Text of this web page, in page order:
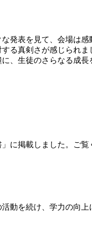
発表を見て、会場は
る真剣さが感じられ
、生徒のさらなる成長
に掲載しました。ご覧
動を続け、学力の向上